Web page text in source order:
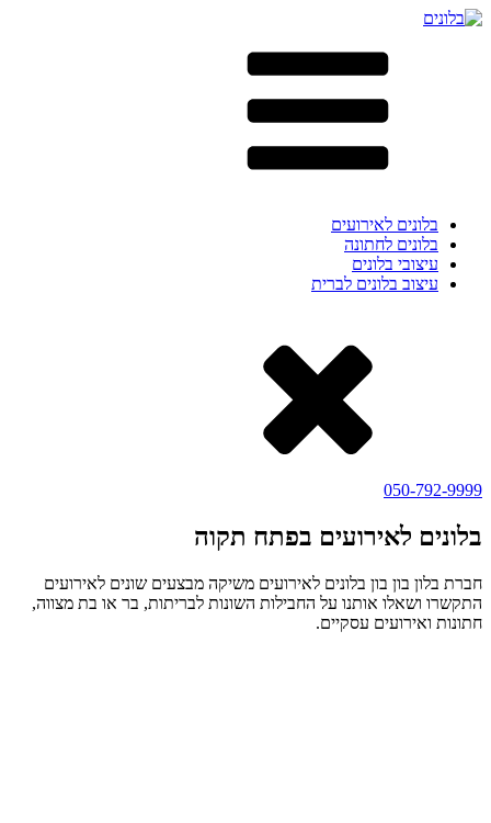
בלונים לאירועים
בלונים לחתונה
עיצובי בלונים
עיצוב בלונים לברית
050-792-9999
בלונים לאירועים בפתח תקוה
חברת בלון בון בון בלונים לאירועים משיקה מבצעים שונים לאירועים
התקשרו ושאלו אותנו על החבילות השונות לבריתות, בר או בת מצווה,
חתונות ואירועים עסקיים.